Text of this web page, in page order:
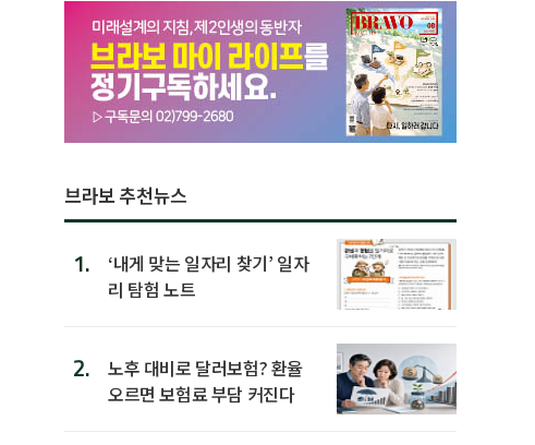
브라보 추천뉴스
1.
‘내게 맞는 일자리 찾기’ 일자
리 탐험 노트
2.
노후 대비로 달러보험? 환율
오르면 보험료 부담 커진다